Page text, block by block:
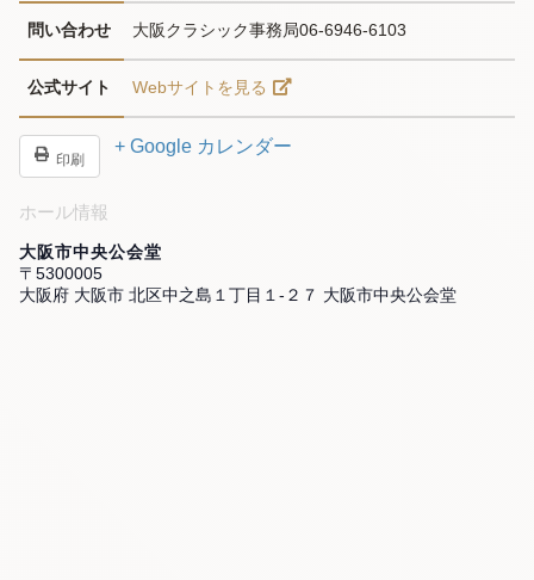
問い合わせ 大阪クラシック事務局06-6946-6103
公式サイト Webサイトを見る
印刷
+ Google カレンダー
ホール情報
大阪市中央公会堂
〒5300005
大阪府 大阪市 北区中之島１丁目１-２７ 大阪市中央公会堂